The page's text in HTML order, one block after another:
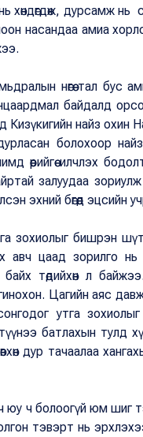
хөндөгдөж, дурсамж
насандаа амиа
нөгөө тал бус
байдалд
Кизүкигийн найз
болохоор
өөрийгөө илчлэх
хайртай залуудаа
эхний бөгөөд эцсийн
зохиолыг бишрэн
авч цаад зорилго
төдийхөн л
Цагийн аяс
утга
батлахын тулд
дур тачаалаа
ч болоогүй юм шиг
тэвэрт нь